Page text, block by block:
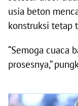
usia beton
konstruksi tetap
“Semoga cuaca
prosesnya,”